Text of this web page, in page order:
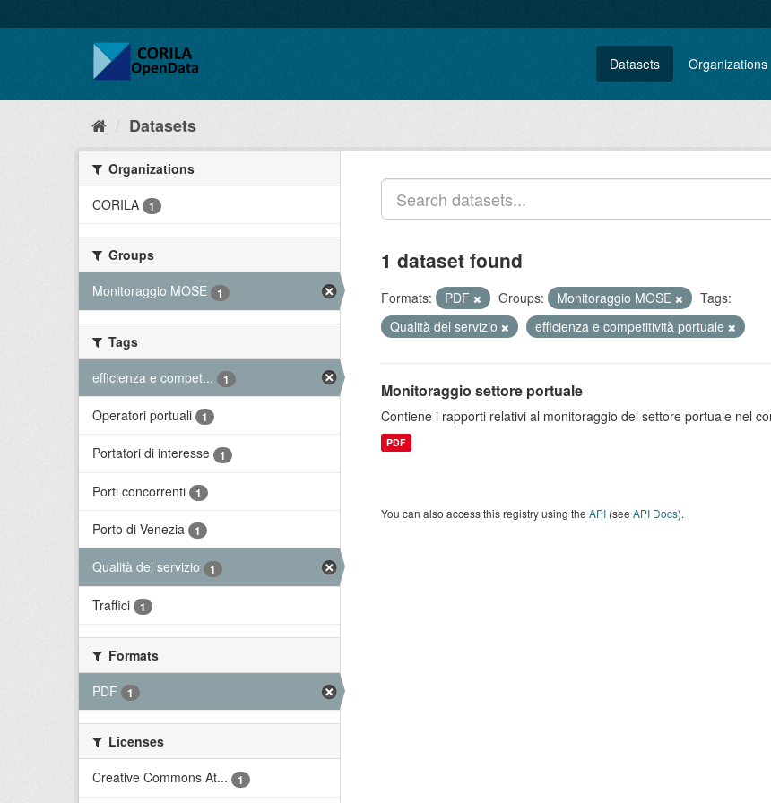
Datasets Organizations
Datasets
Organizations
CORILA
1
Groups
Monitoraggio MOSE
1
Tags
efficienza e compet...
1
Operatori portuali 1
Portatori di interesse 1
Porti concorrenti 1
Porto di Venezia 1
Qualità del servizio 1
Traffici 1
Formats
PDF
1
Licenses
Creative Commons At...
1
1 dataset found
Formats: PDF Groups: Monitoraggio MOSE
Tags:
Qualità del servizio
efficienza e competitività portuale
Monitoraggio settore portuale
Contiene i rapporti relativi al monitoraggio del settore portuale nel
PDF
You can also access this registry using the API (see API Docs).